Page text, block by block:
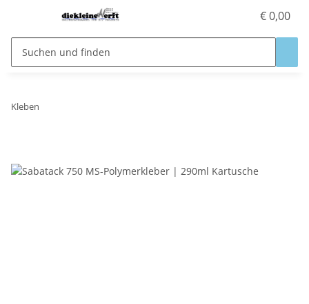
€ 0,00
Kleben